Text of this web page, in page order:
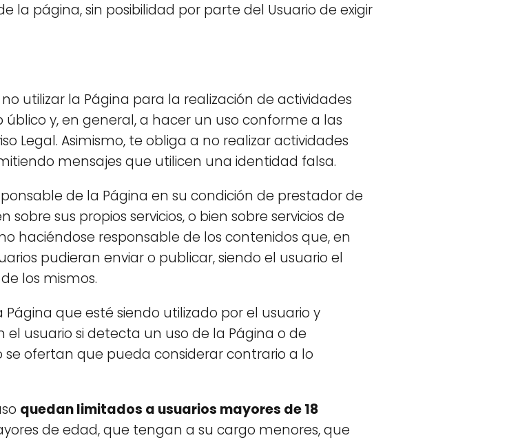
la página, sin posibilidad por parte del Usuario de exigir
utilizar la Página para la realización de actividades
y, en general, a hacer un uso conforme a las
Legal. Asimismo, te obliga a no realizar actividades
mensajes que utilicen una identidad falsa.
de la Página en su condición de prestador de
sus propios servicios, o bien sobre servicios de
haciéndose responsable de los contenidos que, en
pudieran enviar o publicar, siendo el usuario el
los mismos.
que esté siendo utilizado por el usuario y
usuario si detecta un uso de la Página o de
ofertan que pueda considerar contrario a lo
quedan limitados a usuarios mayores de 18
de edad, que tengan a su cargo menores, que